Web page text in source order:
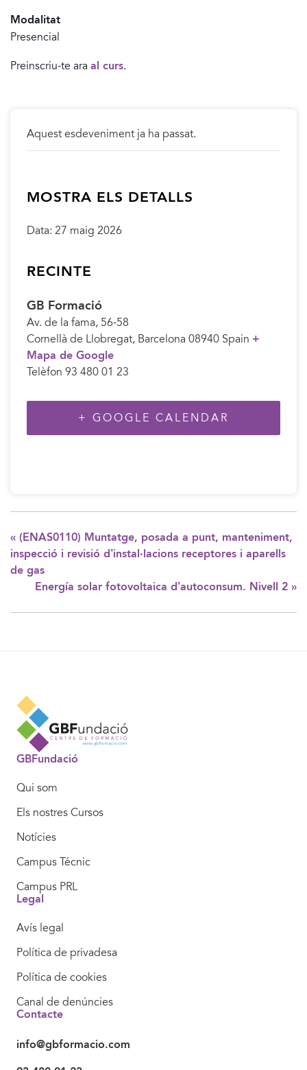
Modalitat
Presencial
Preinscriu-te ara al curs.
Aquest esdeveniment ja ha passat.
MOSTRA ELS DETALLS
Data: 27 maig 2026
RECINTE
GB Formació
Av. de la fama, 56-58
Cornellà de Llobregat, Barcelona 08940 Spain +
Mapa de Google
Telèfon 93 480 01 23
+ GOOGLE CALENDAR
« (ENAS0110) Muntatge, posada a punt, manteniment,
inspecció i revisió d’instal·lacions receptores i aparells
de gas
Energía solar fotovoltaica d’autoconsum. Nivell 2 »
GBFundació
Qui som
Els nostres Cursos
Notícies
Campus Técnic
Campus PRL
Legal
Avís legal
Política de privadesa
Política de cookies
Canal de denúncies
Contacte
info@gbformacio.com